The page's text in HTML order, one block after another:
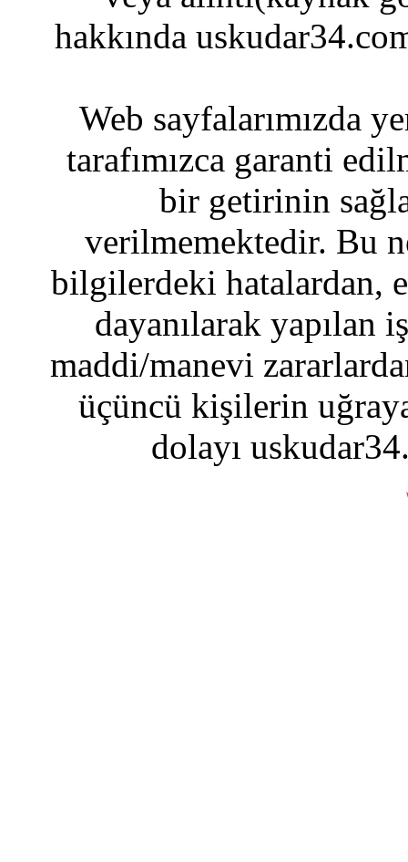
hakkında
Web sayfalarımızda
tarafımızca garanti
bir getirinin
verilmemektedir. Bu
bilgilerdeki hatalardan,
dayanılarak yapılan
maddi/manevi
üçüncü kişilerin
dolayı